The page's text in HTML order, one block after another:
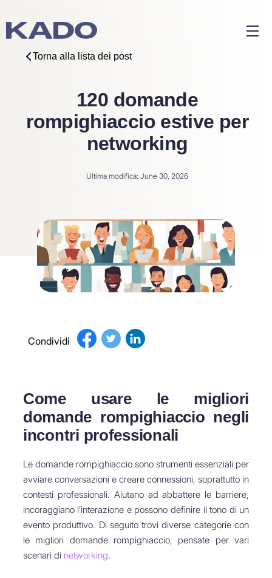
Torna alla lista dei post
120 domande
rompighiaccio estive per
networking
Ultima modifica: June 30, 2026
Condividi
Come usare le migliori
domande rompighiaccio negli
incontri professionali
Le domande rompighiaccio sono strumenti essenziali per
avviare conversazioni e creare connessioni, soprattutto in
contesti professionali. Aiutano ad abbattere le barriere,
incoraggiano l’interazione e possono definire il tono di un
evento produttivo. Di seguito trovi diverse categorie con
le migliori domande rompighiaccio, pensate per vari
scenari di networking.